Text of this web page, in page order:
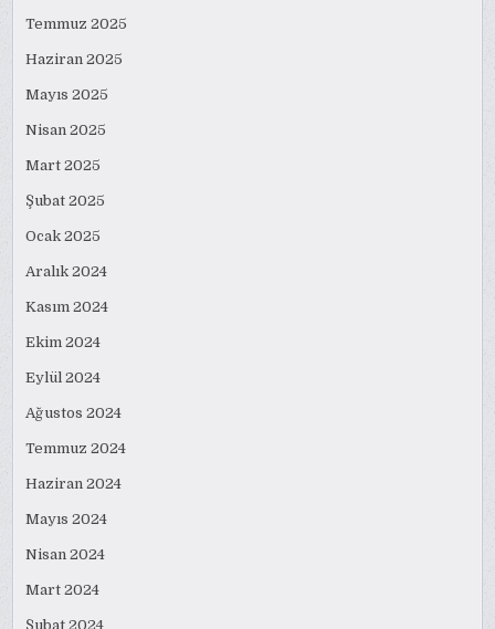
Temmuz 2025
Haziran 2025
Mayıs 2025
Nisan 2025
Mart 2025
Şubat 2025
Ocak 2025
Aralık 2024
Kasım 2024
Ekim 2024
Eylül 2024
Ağustos 2024
Temmuz 2024
Haziran 2024
Mayıs 2024
Nisan 2024
Mart 2024
Şubat 2024